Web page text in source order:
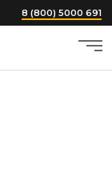
8 (800) 5000 691